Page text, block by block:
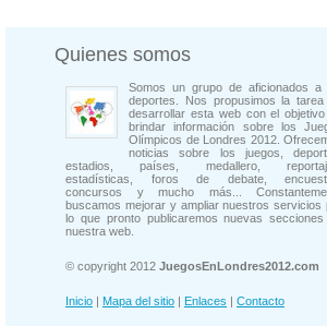
Quienes somos
Somos un grupo de aficionados a
deportes. Nos propusimos la
desarrollar esta web con el
brindar información sobre los
Olímpicos de Londres 2012.
noticias sobre los juegos,
estadios, países, medallero,
estadísticas, foros de debate,
concursos y mucho más...
buscamos mejorar y ampliar nuestros servicios
lo que pronto publicaremos nuevas
nuestra web.
© copyright 2012 JuegosEnLondres2012.com
Inicio | Mapa del sitio | Enlaces | Contacto